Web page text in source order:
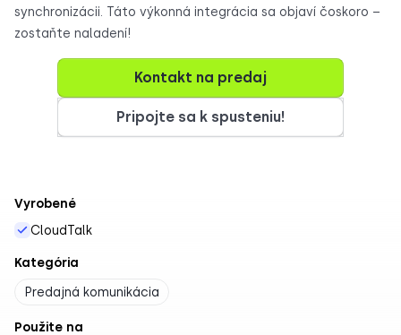
synchronizácii. Táto výkonná integrácia sa objaví čoskoro –
zostaňte naladení!
Kontakt na predaj
Pripojte sa k spusteniu!
Vyrobené
CloudTalk
Kategória
Predajná komunikácia
Použite na